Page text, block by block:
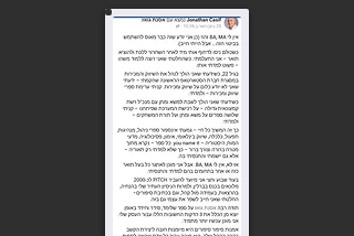
המנטור יהונתן כסיף
על התחילו לספר!